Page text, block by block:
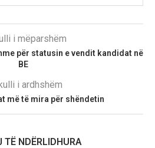
i mëparshëm
për statusin e vendit kandidat në
BE
i ardhshëm
më të mira për shëndetin
TË NDËRLIDHURA